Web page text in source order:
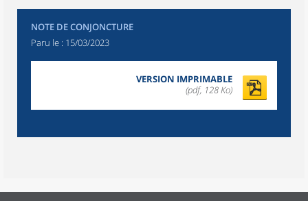
NOTE DE CONJONCTURE
Paru le : 15/03/2023
VERSION IMPRIMABLE
(pdf, 128 Ko)